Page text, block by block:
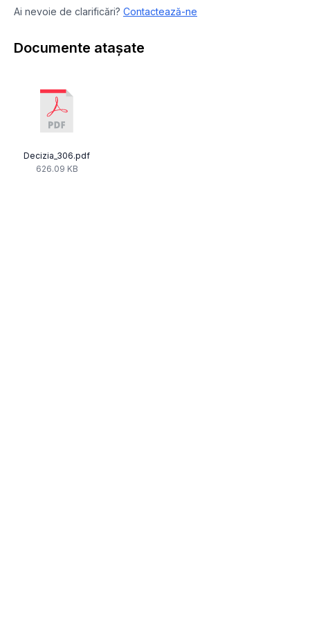
Ai nevoie de clarificări? Contactează-ne
Documente atașate
Decizia_306.pdf
626.09 KB